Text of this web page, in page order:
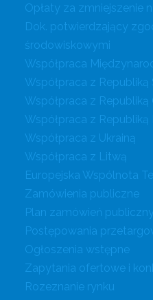
Opłaty za zmniejszenie
Dok. potwierdzający
środowiskowymi
Współpraca
Współpraca z Republiką
Współpraca z Republiką
Współpraca z
Współpraca z Ukrainą
Współpraca z Litwą
Europejska Wspólnota
Zamówienia publiczne
Plan zamówień
Postępowania
Ogłoszenia wstępne
Zapytania ofertowe i
Rozeznanie rynku